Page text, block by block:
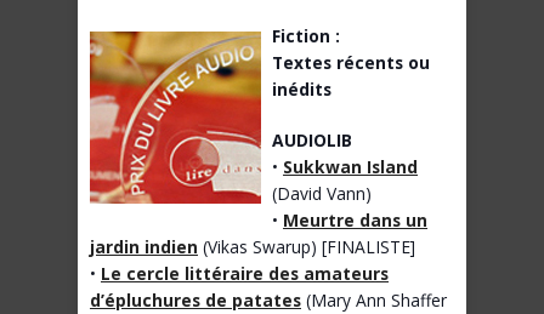
Fiction :
Textes récents ou
inédits
AUDIOLIB
• Sukkwan Island
(David Vann)
• Meurtre dans un
jardin indien (Vikas Swarup) [FINALISTE]
• Le cercle littéraire des amateurs
d’épluchures de patates (Mary Ann Shaffer